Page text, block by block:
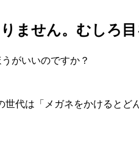
ません。むしろ
がいいのですか？
代は「メガネをかけるとど